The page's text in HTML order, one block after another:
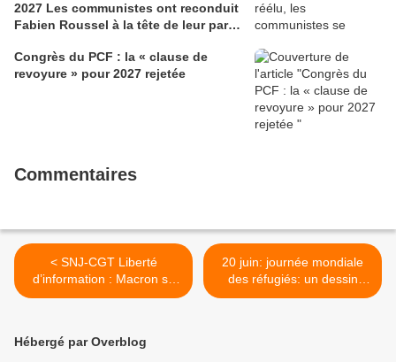
2027 Les communistes ont reconduit
Fabien Roussel à la tête de leur parti,
Lille. Le secrétaire national, dont la
candidature devrait être officialisée le
Congrès du PCF : la « clause de
revoyure » pour 2027 rejetée
Commentaires
< SNJ-CGT Liberté
d’information : Macron se
démasque
20 juin: journée mondiale
des réfugiés: un dessin
saisissant du dessinateur
Hébergé par Overblog